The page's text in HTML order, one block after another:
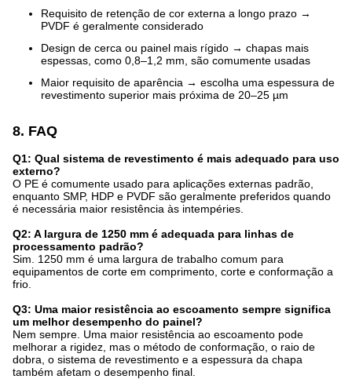
Requisito de retenção de cor externa a longo prazo →
PVDF é geralmente considerado
Design de cerca ou painel mais rígido → chapas mais
espessas, como 0,8–1,2 mm, são comumente usadas
Maior requisito de aparência → escolha uma espessura de
revestimento superior mais próxima de 20–25 µm
8. FAQ
Q1: Qual sistema de revestimento é mais adequado para uso
externo?
O PE é comumente usado para aplicações externas padrão,
enquanto SMP, HDP e PVDF são geralmente preferidos quando
é necessária maior resistência às intempéries.
Q2: A largura de 1250 mm é adequada para linhas de
processamento padrão?
Sim. 1250 mm é uma largura de trabalho comum para
equipamentos de corte em comprimento, corte e conformação a
frio.
Q3: Uma maior resistência ao escoamento sempre significa
um melhor desempenho do painel?
Nem sempre. Uma maior resistência ao escoamento pode
melhorar a rigidez, mas o método de conformação, o raio de
dobra, o sistema de revestimento e a espessura da chapa
também afetam o desempenho final.